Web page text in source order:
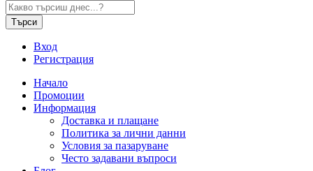
Търси
Вход
Регистрация
Начало
Промоции
Информация
Доставка и плащане
Политика за лични данни
Условия за пазаруване
Често задавани въпроси